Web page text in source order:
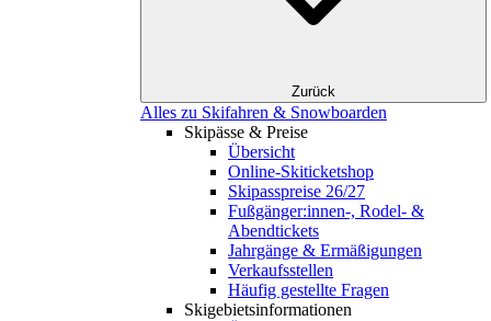
Zurück
Alles zu Skifahren & Snowboarden
Skipässe & Preise
Übersicht
Online-Skiticketshop
Skipasspreise 26/27
Fußgänger:innen-, Rodel- &
Abendtickets
Jahrgänge & Ermäßigungen
Verkaufsstellen
Häufig gestellte Fragen
Skigebiets­informationen